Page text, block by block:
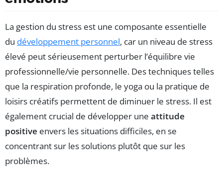
La gestion du stress est une composante essentielle
du développement personnel, car un niveau de stress
élevé peut sérieusement perturber l’équilibre vie
professionnelle/vie personnelle. Des techniques telles
que la respiration profonde, le yoga ou la pratique de
loisirs créatifs permettent de diminuer le stress. Il est
également crucial de développer une attitude
positive envers les situations difficiles, en se
concentrant sur les solutions plutôt que sur les
problèmes.